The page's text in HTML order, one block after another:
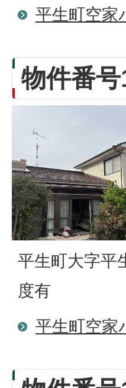
平生町空家
物件番号
平生町大字平
度有
平生町空家